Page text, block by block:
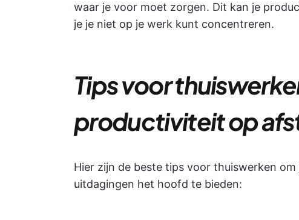
waar je voor moet zorgen. Dit kan je
je je niet op je werk kunt concentreren.
Tips voor
productiviteit op
Hier zijn de beste tips voor thuiswerken
uitdagingen het hoofd te bieden: